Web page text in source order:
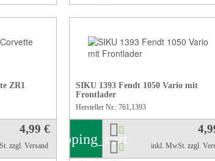
ZR1
4,99 €
zzgl. Versand
SIKU 1393 Fendt 1050 Vario mit
Frontlader
Hersteller Nr.: 761,1393
inkl. MwSt. zzgl.
shopping_cart